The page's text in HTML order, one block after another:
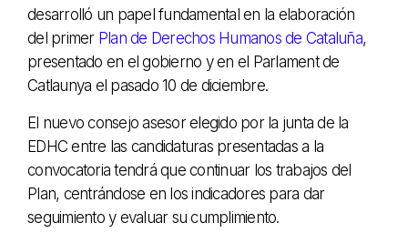
desarrolló un papel fundamental en la elaboración
del primer Plan de Derechos Humanos de Cataluña,
presentado en el gobierno y en el Parlament de
Catlaunya el pasado 10 de diciembre.
El nuevo consejo asesor elegido por la junta de la
EDHC entre las candidaturas presentadas a la
convocatoria tendrá que continuar los trabajos del
Plan, centrándose en los indicadores para dar
seguimiento y evaluar su cumplimiento.